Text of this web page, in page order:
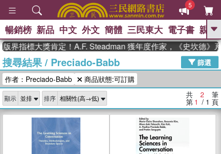
5
GO
熱搜： 東野圭吾 The Odyssey 、
父親節 、 如果歷史是一群喵 、 暑期
推薦 、 國際布克獎 臺灣漫遊錄
念華 、 台灣的李登輝時代 、 數學女
孩：黎曼猜想
偉大的迷走神經
暢銷榜 新品 中文 外文 簡體 三民東大 電子書 親子
界指標大獎肯定！A.F. Steadman 獲年度作家，《史坎德》
搜尋結果/ Preciado-Babb
篩選
作者：Preciado-Babb
商品狀態:可訂購
顯示 排序 共 2 筆
第 1 / 1 頁